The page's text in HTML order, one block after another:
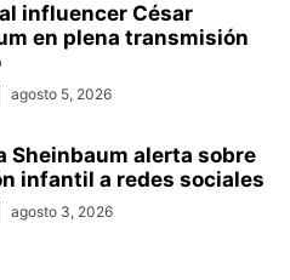
influencer César
en plena transmisión
agosto 5, 2026
Sheinbaum alerta sobre
infantil a redes sociales
agosto 3, 2026